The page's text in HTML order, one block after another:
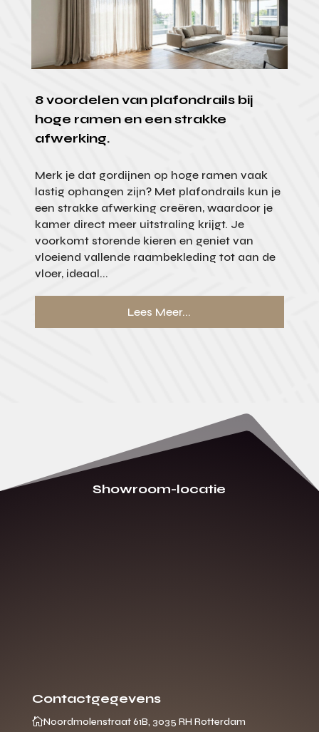
8 voordelen van plafondrails bij
hoge ramen en een strakke
afwerking.
Merk je dat gordijnen op hoge ramen vaak
lastig ophangen zijn? Met plafondrails kun je
een strakke afwerking creëren, waardoor je
kamer direct meer uitstraling krijgt. Je
voorkomt storende kieren en geniet van
vloeiend vallende raambekleding tot aan de
vloer, ideaal...
Lees Meer...
Showroom-locatie
Contactgegevens
Noordmolenstraat 61B, 3035 RH Rotterdam